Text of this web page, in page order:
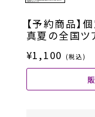
【予約商品】
真夏の全国ツ
¥1,100 (税込)